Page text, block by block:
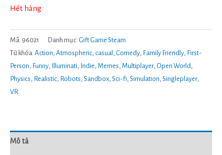
Hết hàng
Mã: 96021 Danh mục: Gift Game Steam
Từ khóa: Action Atmospheric casual Comedy Family Friendly First-
Person Funny Illuminati Indie Memes Multiplayer, Open World
Physics Realistic Robots Sandbox Sci-fi Simulation Singleplayer,
VR
Mô tả